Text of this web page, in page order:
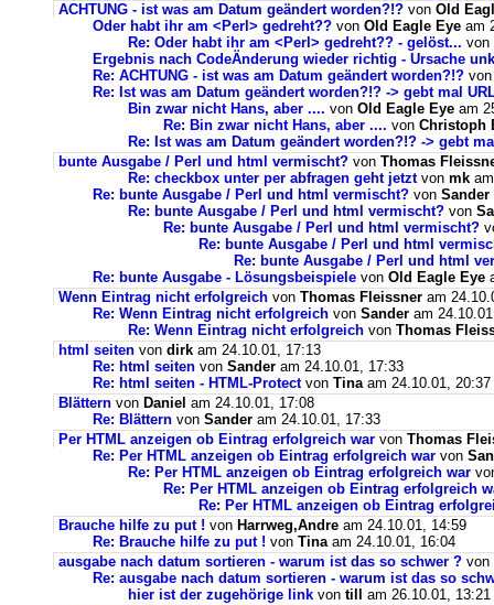
ACHTUNG - ist was am Datum geändert worden?!? von Old
Oder habt ihr am <Perl> gedreht?? von Old Eagle Eye am
Re: Oder habt ihr am <Perl> gedreht?? - gelöst... von
Ergebnis nach CodeÄnderung wieder richtig - Ursache
Re: ACHTUNG - ist was am Datum geändert worden?!?
Re: Ist was am Datum geändert worden?!? -> gebt mal
Bin zwar nicht Hans, aber .... von Old Eagle Eye am
Re: Bin zwar nicht Hans, aber .... von Christoph
Re: Ist was am Datum geändert worden?!? -> gebt
bunte Ausgabe / Perl und html vermischt? von Thomas
Re: checkbox unter per abfragen geht jetztvon mk
Re: bunte Ausgabe / Perl und html vermischt? von Sander
Re: bunte Ausgabe / Perl und html vermischt? von
Re: bunte Ausgabe / Perl und html vermischt?
Re: bunte Ausgabe / Perl und html
Re: bunte Ausgabe / Perl und html
Re: bunte Ausgabe - Lösungsbeispiele von Old Eagle Eye
Wenn Eintrag nicht erfolgreich von Thomas Fleissner am
Re: Wenn Eintrag nicht erfolgreich von Sander am
Re: Wenn Eintrag nicht erfolgreich von Thomas
html seiten von dirk am 24.10.01, 17:13
Re: html seiten von Sander am 24.10.01, 17:33
Re: html seiten - HTML-Protectvon Tinaam 24.10.01, 20:37
Blättern von Daniel am 24.10.01, 17:08
Re: Blättern von Sander am 24.10.01, 17:33
Per HTML anzeigen ob Eintrag erfolgreich war von Thomas
Re: Per HTML anzeigen ob Eintrag erfolgreich war von
Re: Per HTML anzeigen ob Eintrag erfolgreich war
Re: Per HTML anzeigen ob Eintrag erfolgreich
Re: Per HTML anzeigen ob Eintrag
Brauche hilfe zu put ! von Harrweg,Andre am 24.10.01, 14:59
Re: Brauche hilfe zu put ! von Tinaam 24.10.01, 16:04
ausgabe nach datum sortieren - warum ist das so schwer ? von
Re: ausgabe nach datum sortieren - warum ist das so
hier ist der zugehörige link von till
am 26.10.01, 13:21